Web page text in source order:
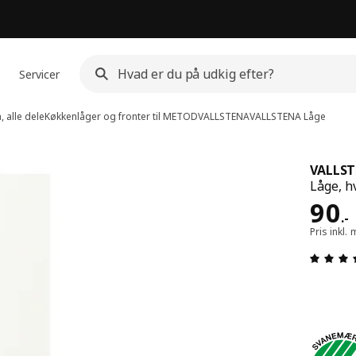
Servicer
alle deleKøkkenlåger og fronter til METODVALLSTENAVALLSTENALåge
Låge,
90.-
Pris
Pris inkl.